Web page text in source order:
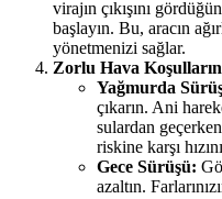
virajın çıkışını
başlayın. Bu, aracın
yönetmenizi sağlar.
Zorlu Hava
Yağmurda
çıkarın. Ani
sulardan
riskine karşı
Gece Sürüşü:
azaltın.